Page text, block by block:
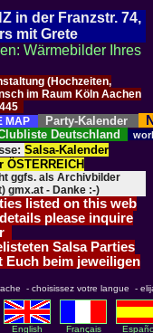
in der Franzstr. 74,
mit Grete
Wärmebilder Ihres
(Hochzeiten,
im Raum Köln Aachen
MAP
Party-Kalender
Deutschland
Salsa-Kalender
ÖSTERREICH
ggfs. als Archivbilder
gmx.at - Danke :-)
listed on this web
please inquire
Salsa Parties
Euch beim jeweiligen
- choisissez votre langue -
English Français